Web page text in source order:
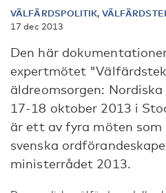
VÄLFÄRDSPOLITIK,
17 dec 2013
Den här
expertmötet
äldreomsorgen:
17-18 oktober 2013 i
är ett av fyra möten
svenska
ministerrådet 2013.